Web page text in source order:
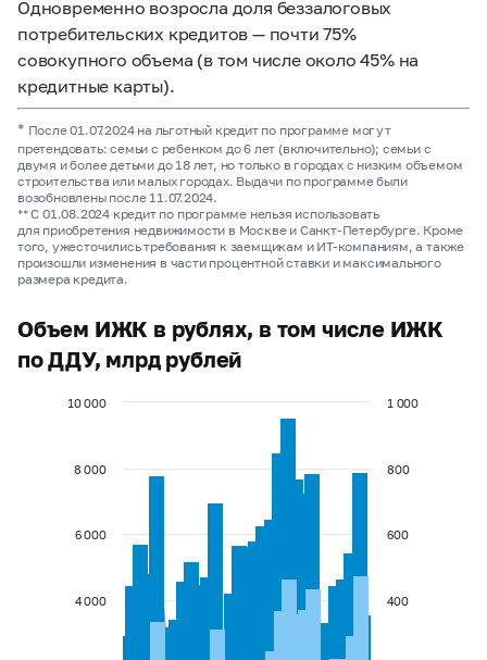
Одновременно возросла доля беззалоговых
потребительских кредитов—почти 75%
совокупного объема (в том числе около 45% на
кредитные карты).
* После 01.07.2024 на льготный кредит по программе могут
претендовать: семьи с ребенком до 6 лет (включительно); семьи с
двумя и более детьми до 18 лет, но только в городах с низким объемом
строительства или малых городах. Выдачи по программе были
возобновлены после 11.07.2024.
** С 01.08.2024 кредит по программе нельзя использовать
для приобретения недвижимости в Москве и Санкт-Петербурге. Кроме
того, ужесточились требования к заемщикам и ИТ-компаниям, а также
произошли изменения в части процентной ставки и максимального
размера кредита.
Объем ИЖК в рублях, в том числе ИЖК
по ДДУ, млрд рублей
4 000
6 000
8 000
10 000
400
600
800
1 000